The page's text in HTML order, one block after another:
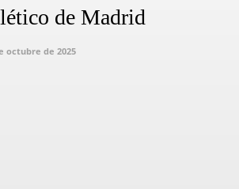
de Madrid
octubre de 2025